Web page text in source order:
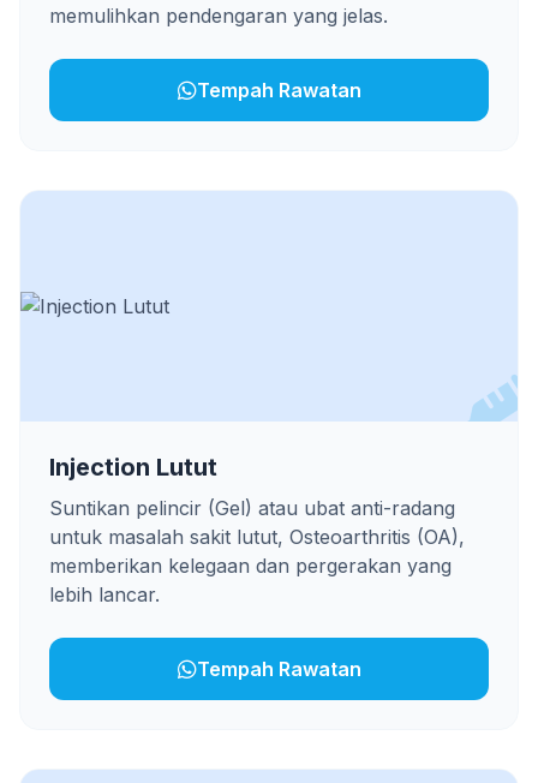
memulihkan pendengaran yang jelas.
Tempah Rawatan
Injection Lutut
Suntikan pelincir (Gel) atau ubat anti-radang
untuk masalah sakit lutut, Osteoarthritis (OA),
memberikan kelegaan dan pergerakan yang
lebih lancar.
Tempah Rawatan